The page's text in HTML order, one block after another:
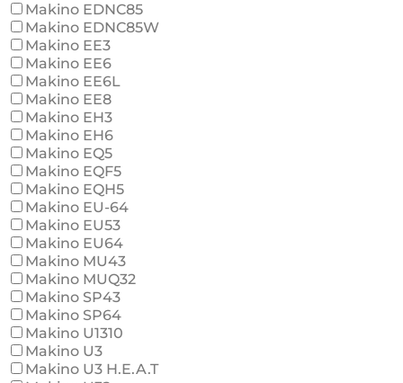
Makino EDNC85
Makino EDNC85W
Makino EE3
Makino EE6
Makino EE6L
Makino EE8
Makino EH3
Makino EH6
Makino EQ5
Makino EQF5
Makino EQH5
Makino EU-64
Makino EU53
Makino EU64
Makino MU43
Makino MUQ32
Makino SP43
Makino SP64
Makino U1310
Makino U3
Makino U3 H.E.A.T